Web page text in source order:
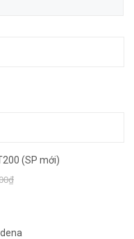
(SP mới)